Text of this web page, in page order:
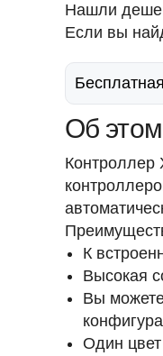
Нашли
Если вы
Об
Контроллер
К
Высокая
Вы
Один